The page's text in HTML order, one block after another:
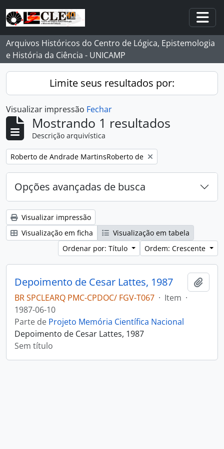
Skip to main content
Arquivos Históricos do Centro de Lógica, Epistemologia
e História da Ciência - UNICAMP
Limite seus resultados por:
Visualizar impressão Fechar
Mostrando 1 resultados
Descrição arquivística
Remover filtro:
Roberto de Andrade MartinsRoberto de
Opções avançadas de busca
Visualizar impressão
Visualização em ficha
Visualização em tabela
Ordenar por: Título
Ordem: Crescente
Depoimento de Cesar Lattes, 1987
BR SPCLEARQ PMC-CPDOC/ FGV-T067 · Item ·
1987-06-10
Parte de Projeto Memória Científica Nacional
Depoimento de Cesar Lattes, 1987
Sem título